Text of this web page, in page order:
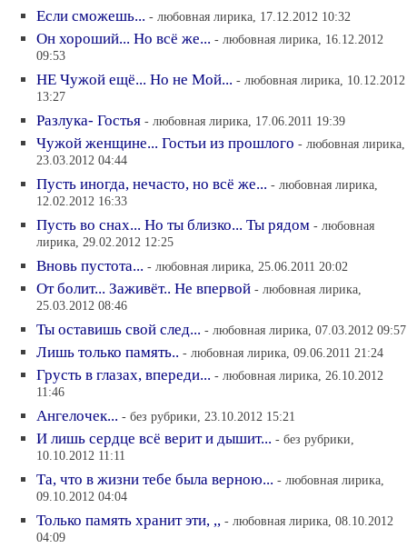
Если сможешь... - любовная лирика, 17.12.2012 10:32
Он хороший... Но всё же... - любовная лирика, 16.12.2012
09:53
НЕ Чужой ещё... Но не Мой... - любовная лирика, 10.12.2012
13:27
Разлука- Гостья - любовная лирика, 17.06.2011 19:39
Чужой женщине... Гостьи из прошлого - любовная лирика,
23.03.2012 04:44
Пусть иногда, нечасто, но всё же... - любовная лирика,
12.02.2012 16:33
Пусть во снах... Но ты близко... Ты рядом - любовная
лирика, 29.02.2012 12:25
Вновь пустота... - любовная лирика, 25.06.2011 20:02
От болит... Заживёт.. Не впервой - любовная лирика,
25.03.2012 08:46
Ты оставишь свой след... - любовная лирика, 07.03.2012 09:57
Лишь только память.. - любовная лирика, 09.06.2011 21:24
Грусть в глазах, впереди... - любовная лирика, 26.10.2012
11:46
Ангелочек... - без рубрики, 23.10.2012 15:21
И лишь сердце всё верит и дышит... - без рубрики,
10.10.2012 11:11
Та, что в жизни тебе была верною... - любовная лирика,
09.10.2012 04:04
Только память хранит эти, ,, - любовная лирика, 08.10.2012
04:09